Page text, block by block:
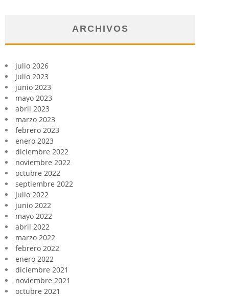
ARCHIVOS
julio 2026
julio 2023
junio 2023
mayo 2023
abril 2023
marzo 2023
febrero 2023
enero 2023
diciembre 2022
noviembre 2022
octubre 2022
septiembre 2022
julio 2022
junio 2022
mayo 2022
abril 2022
marzo 2022
febrero 2022
enero 2022
diciembre 2021
noviembre 2021
octubre 2021